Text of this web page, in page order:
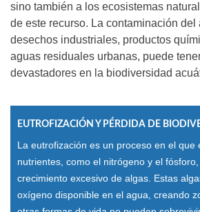
sino también a los ecosistemas
de este recurso. La contaminación del
desechos industriales, productos
aguas residuales urbanas, puede
devastadores en la biodiversidad
EUTROFIZACIÓN Y PÉRDIDA DE
La eutrofización es un proceso en el que
nutrientes, como el nitrógeno y el
crecimiento excesivo de algas. Estas
oxígeno disponible en el agua, creando